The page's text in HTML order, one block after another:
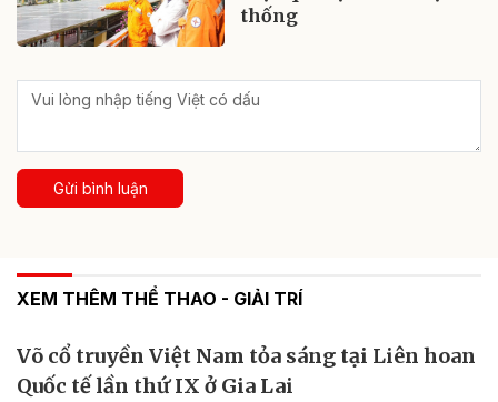
thống
Gửi bình luận
XEM THÊM THỂ THAO - GIẢI TRÍ
Võ cổ truyền Việt Nam tỏa sáng tại Liên hoan
Quốc tế lần thứ IX ở Gia Lai